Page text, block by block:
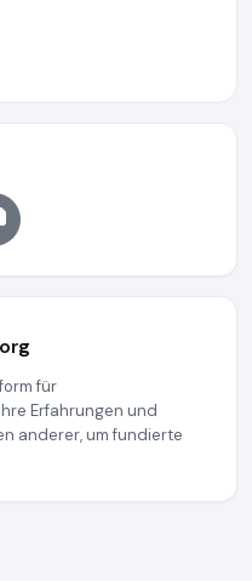
für
Erfahrungen und
anderer, um fundierte